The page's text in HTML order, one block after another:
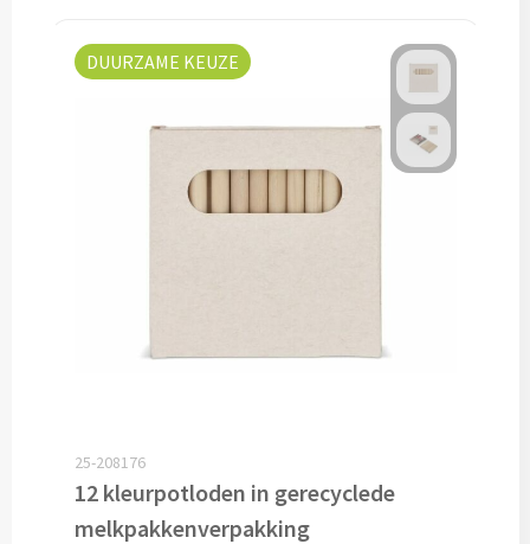
Dubbelwandige glazen bedrukken
Bierglazen bedrukken
Wijngeschenken bedrukken
Drinksets bedrukken
DUURZAME KEUZE
25-208176
12 kleurpotloden in gerecyclede
melkpakkenverpakking